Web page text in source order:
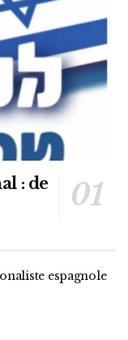
: de
espagnole